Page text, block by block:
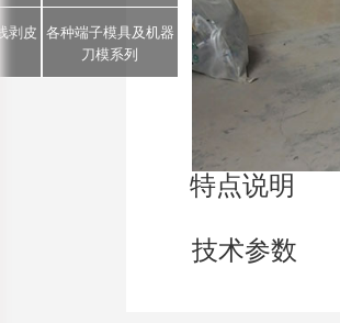
剥皮 各种端子模具及机器
刀模系列
特点说明
技术参数